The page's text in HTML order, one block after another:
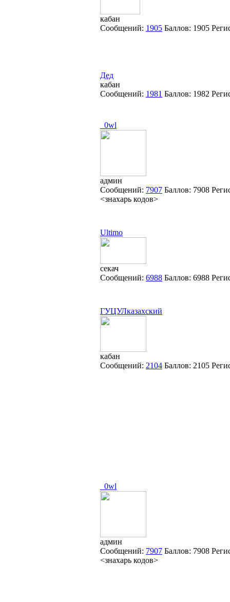
кабан
Сообщений: 1905 Баллов: 1905
Дед
кабан
Сообщений: 1981 Баллов: 1982
_0wl
админ
Сообщений: 7907 Баллов: 7908
<знахарь кодов>
Ultimo
секач
Сообщений: 6988 Баллов: 6988
ГУЦУЛказахский
кабан
Сообщений: 2104 Баллов: 2105
_0wl
админ
Сообщений: 7907 Баллов: 7908
<знахарь кодов>